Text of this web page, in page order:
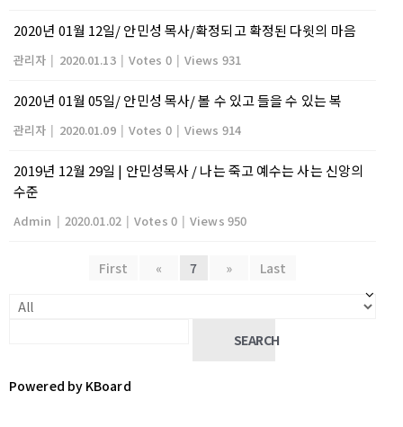
2020년 01월 12일/ 안민성 목사/확정되고 확정된 다윗의 마음
관리자 | 2020.01.13 | Votes 0 | Views 931
2020년 01월 05일/ 안민성 목사/ 볼 수 있고 들을 수 있는 복
관리자 | 2020.01.09 | Votes 0 | Views 914
2019년 12월 29일 | 안민성목사 / 나는 죽고 예수는 사는 신앙의
수준
Admin | 2020.01.02 | Votes 0 | Views 950
First « 7 » Last
SEARCH
Powered by KBoard